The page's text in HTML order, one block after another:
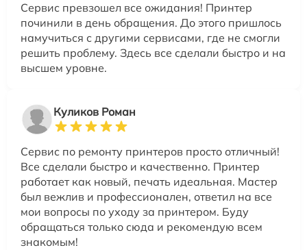
Сервис превзошел все ожидания! Принтер
починили в день обращения. До этого пришлось
намучиться с другими сервисами, где не смогли
решить проблему. Здесь все сделали быстро и на
высшем уровне.
Куликов Роман
Сервис по ремонту принтеров просто отличный!
Все сделали быстро и качественно. Принтер
работает как новый, печать идеальная. Мастер
был вежлив и профессионален, ответил на все
мои вопросы по уходу за принтером. Буду
обращаться только сюда и рекомендую всем
знакомым!